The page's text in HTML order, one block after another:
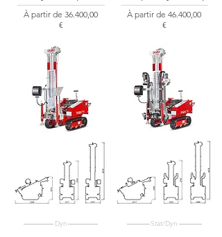
À partir de 36.400,00
€
À partir de 46.400,00
€
Dyn Stat/Dyn